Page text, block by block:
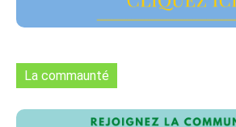
La commaunté